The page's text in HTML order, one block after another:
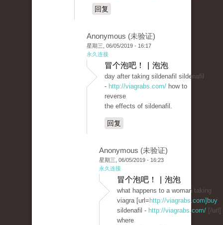
回复
Anonymous (未验证)
星期三, 06/05/2019 - 16:17
永久连接
冒个泡吧！ | 泡泡
day after taking sildenafil sildenafil
- http://viagrabs.com/ how to
reverse
the effects of sildenafil.
回复
Anonymous (未验证)
星期三, 06/05/2019 - 16:23
永久连接
冒个泡吧！ | 泡泡
what happens to a woman taking
viagra [url= http://viagrabs.com]buy
sildenafil - http://viagrabs.com/ [/url]
where